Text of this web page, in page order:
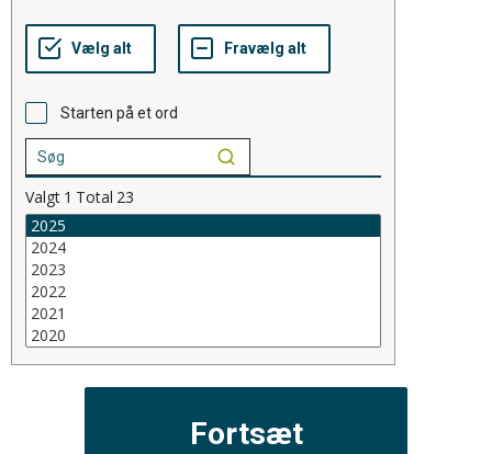
Starten på et ord
Valgt 1 Total 23